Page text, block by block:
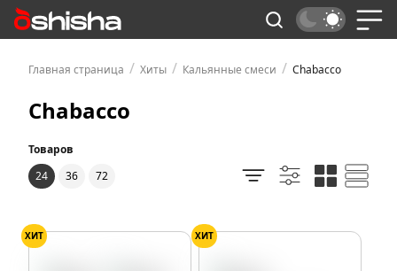
Главная страница / Хиты / Кальянные смеси / Chabacco
Chabacco
Товаров
24
36 72
ХИТ ХИТ